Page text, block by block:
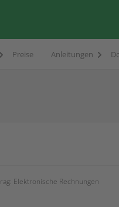
Preise Anleitungen
Elektronische Rechnungen